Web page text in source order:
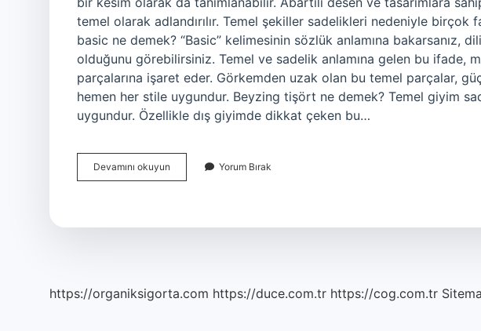
temel olarak adlandırılır. Temel şekiller sadelikleri nedeniyle birçok
basic ne demek? “Basic” kelimesinin sözlük anlamına bakarsanız,
olduğunu görebilirsiniz. Temel ve sadelik anlamına gelen bu ifade,
parçalarına işaret eder. Görkemden uzak olan bu temel parçalar,
hemen her stile uygundur. Beyzing tişört ne demek? Temel giyim
uygundur. Özellikle dış giyimde dikkat çeken bu…
Devamını okuyun
Beyzing
Yorum Bırak
https://organiksigorta.com https://duce.com.tr https://cog.com.tr